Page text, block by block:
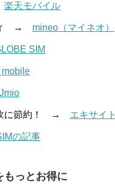
楽天モバイル
ィ → mineo（マイネオ）
SIM
mobile
IIJmio
軟に節約！ → エキサイ
の記事
もっとお得に